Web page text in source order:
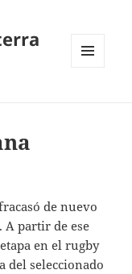
de nuevo
A partir de ese
en el rugby
del seleccionado